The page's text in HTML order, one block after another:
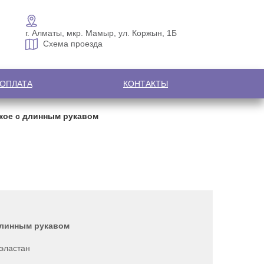
г. Алматы, мкр. Мамыр, ул. Коржын, 1Б
Схема проезда
КОНТАКТЫ
с длинным рукавом
рукавом